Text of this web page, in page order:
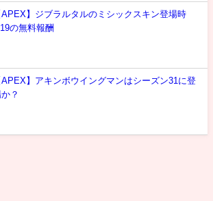
APEX】ジブラルタルのミシックスキン登場時
の無料報酬
APEX】アキンボウイングマンはシーズン31に登
？